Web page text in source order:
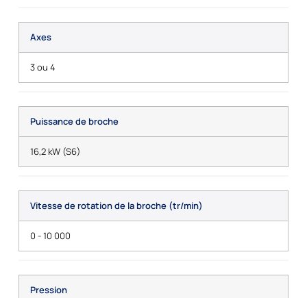
Axes
3 ou 4
Puissance de broche
16,2 kW (S6)
Vitesse de rotation de la broche (tr/min)
0 - 10 000
Pression